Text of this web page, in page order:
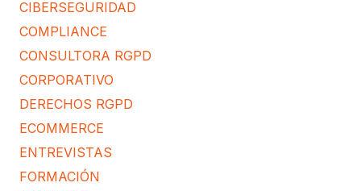
CIBERSEGURIDAD
COMPLIANCE
CONSULTORA RGPD
CORPORATIVO
DERECHOS RGPD
ECOMMERCE
ENTREVISTAS
FORMACIÓN